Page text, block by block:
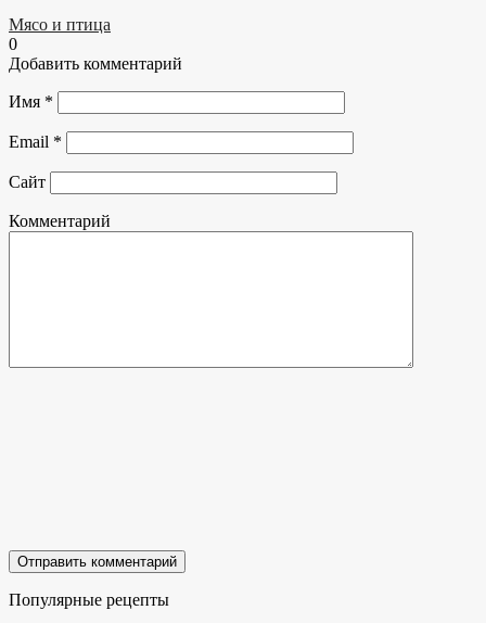
Мясо и птица
0
Добавить комментарий
Имя *
Email *
Сайт
Комментарий
Популярные рецепты